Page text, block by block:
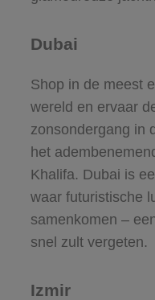
Dubai
Shop in de meest
wereld en ervaar
zonsondergang in
het
Khalifa. Dubai is
waar futuristische
samenkomen –
snel zult vergeten.
Izmir